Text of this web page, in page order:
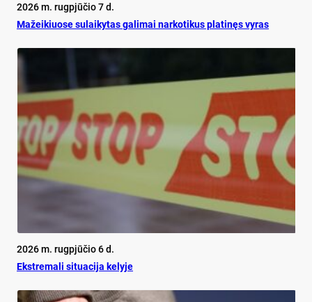
2026 m. rugpjūčio 7 d.
Mažeikiuose sulaikytas galimai narkotikus platinęs vyras
2026 m. rugpjūčio 6 d.
Ekst­re­ma­li si­tua­ci­ja ke­ly­je